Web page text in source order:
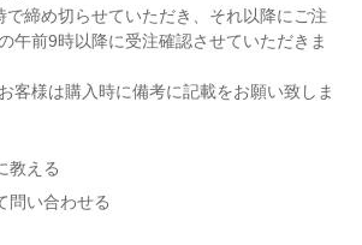
で締め切らせていただき、それ以降にご注
午前9時以降に受注確認させていただきま
客様は購入時に備考に記載をお願い致しま
教える
問い合わせる